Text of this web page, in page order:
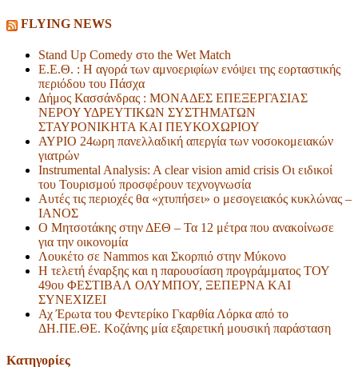
FLYING NEWS
Stand Up Comedy στο the Wet Match
Ε.Ε.Θ. : Η αγορά των αμνοεριφίων ενόψει της εορταστικής
περιόδου του Πάσχα
Δήμος Κασσάνδρας : ΜΟΝΑΔΕΣ ΕΠΕΞΕΡΓΑΣΙΑΣ
ΝΕΡΟΥ ΥΔΡΕΥΤΙΚΩΝ ΣΥΣΤΗΜΑΤΩΝ
ΣΤΑΥΡΟΝΙΚΗΤΑ ΚΑΙ ΠΕΥΚΟΧΩΡΙΟΥ
ΑΥΡΙΟ 24ωρη πανελλαδική απεργία των νοσοκομειακών
γιατρών
Instrumental Analysis: A clear vision amid crisis Οι ειδικοί
του Τουρισμού προσφέρουν τεχνογνωσία
Αυτές τις περιοχές θα «χτυπήσει» ο μεσογειακός κυκλώνας –
ΙΑΝΟΣ
Ο Μητσοτάκης στην ΔΕΘ – Τα 12 μέτρα που ανακοίνωσε
για την οικονομία
Λουκέτο σε Nammos και Σκορπιό στην Μύκονο
Η τελετή έναρξης και η παρουσίαση προγράμματος ΤΟΥ
49ου ΦΕΣΤΙΒΑΛ ΟΛΥΜΠΟΥ, ΞΕΠΕΡΝΑ ΚΑΙ
ΣΥΝΕΧΙΖΕΙ
Αχ Έρωτα του Φεντερίκο Γκαρθία Λόρκα από το
ΔΗ.ΠΕ.ΘΕ. Κοζάνης μία εξαιρετική μουσική παράσταση
Kατηγορίες